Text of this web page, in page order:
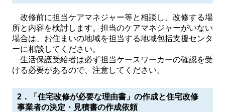
改修前に担当ケアマネジャー等と相談し、改修する場
所と内容を検討します。担当のケアマネジャーがいない
場合は、お住まいの地域を担当する地域包括支援センタ
ーに相談してください。
生活保護受給者は必ず担当ケースワーカーの確認を受
ける必要があるので、注意してください。
2．「住宅改修が必要な理由書」の作成と住宅改修
事業者の決定・見積書の作成依頼